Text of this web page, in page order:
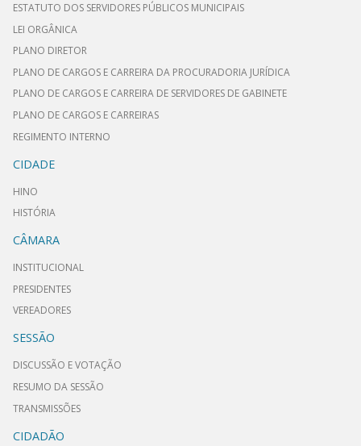
ESTATUTO DOS SERVIDORES PÚBLICOS MUNICIPAIS
LEI ORGÂNICA
PLANO DIRETOR
PLANO DE CARGOS E CARREIRA DA PROCURADORIA JURÍDICA
PLANO DE CARGOS E CARREIRA DE SERVIDORES DE GABINETE
PLANO DE CARGOS E CARREIRAS
REGIMENTO INTERNO
CIDADE
HINO
HISTÓRIA
CÂMARA
INSTITUCIONAL
PRESIDENTES
VEREADORES
SESSÃO
DISCUSSÃO E VOTAÇÃO
RESUMO DA SESSÃO
TRANSMISSÕES
CIDADÃO